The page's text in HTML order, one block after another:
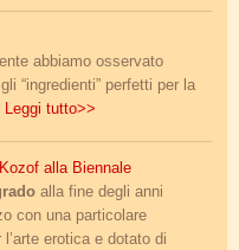
abbiamo osservato
“ingredienti” perfetti per la
Leggi tutto>>
alla Biennale
alla fine degli anni
con una particolare
erotica e dotato di